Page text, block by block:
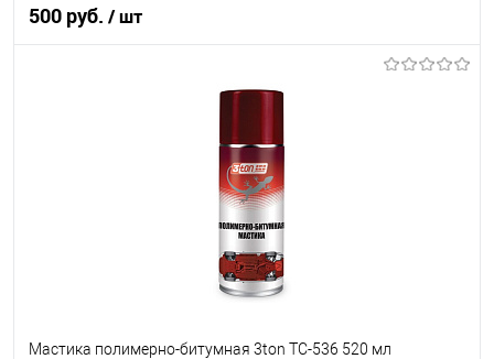
500 руб. / шт
Мастика полимерно-битумная 3ton ТС-536 520 мл